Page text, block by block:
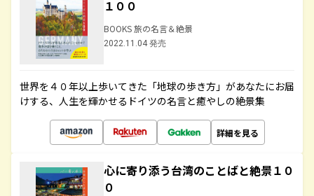
１００
BOOKS 旅の名言＆絶景
2022.11.04 発売
世界を４０年以上歩いてきた「地球の歩き方」があなたにお届
けする、人生を輝かせるドイツの名言と癒やしの絶景集
詳細を見る
心に寄り添う台湾のことばと絶景１０
０